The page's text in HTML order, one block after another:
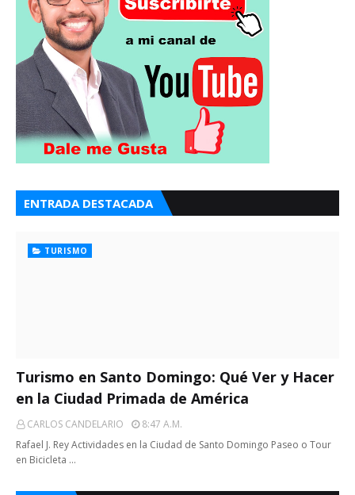
ENTRADA DESTACADA
TURISMO
Turismo en Santo Domingo: Qué Ver y Hacer
en la Ciudad Primada de América
CARLOS CANDELARIO
8:47 A.m.
Rafael J. Rey Actividades en la Ciudad de Santo Domingo Paseo o Tour
en Bicicleta …